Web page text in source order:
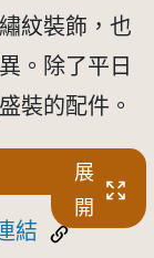
紋裝飾，也
。除了平日
裝的配件。
展
開
結